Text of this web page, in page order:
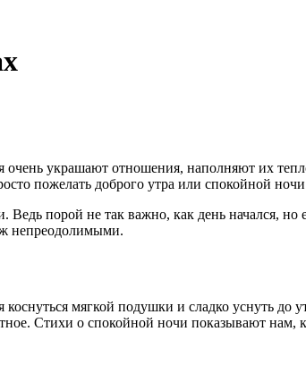
очень украшают отношения, наполняют их
пожелать доброго утра или спокойной
порой не так важно, как день начался,
непреодолимыми.
мягкой подушки и сладко уснуть
Стихи о спокойной ночи показывают нам,